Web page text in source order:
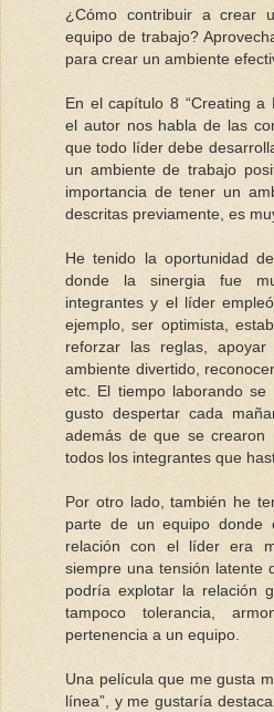
¿Cómo contribuir a crear
equipo de trabajo?
para crear un ambiente
En el capítulo 8 “Creating a
el autor nos habla de las
que todo líder debe
un ambiente de trabajo
importancia de tener un
descritas previamente, es
He tenido la oportunidad
donde la sinergia fue
integrantes y el líder
ejemplo, ser optimista,
reforzar las reglas,
ambiente divertido,
etc. El tiempo laborando
gusto despertar cada
además de que se crearon
todos los integrantes que
Por otro lado, también he
parte de un equipo donde
relación con el líder era
siempre una tensión latente
podría explotar la relación
tampoco tolerancia,
pertenencia a un equipo.
Una película que me gusta
línea”, y me gustaría